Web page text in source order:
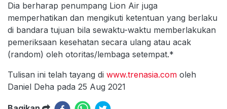
Dia berharap penumpang Lion Air juga
memperhatikan dan mengikuti ketentuan yang berlaku
di bandara tujuan bila sewaktu-waktu memberlakukan
pemeriksaan kesehatan secara ulang atau acak
(random) oleh otoritas/lembaga setempat.*
Tulisan ini telah tayang di www.trenasia.com oleh
Daniel Deha pada 25 Aug 2021